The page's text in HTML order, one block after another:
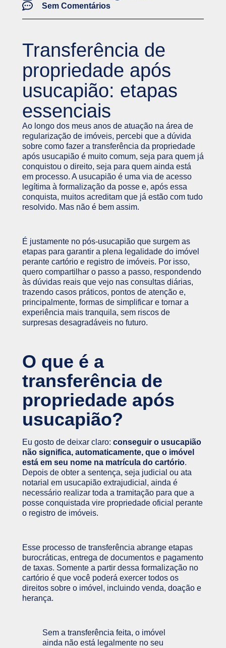
Sem Comentários
Transferência de
propriedade após
usucapião: etapas
essenciais
Ao longo dos meus anos de atuação na área de
regularização de imóveis, percebi que a dúvida
sobre como fazer a transferência da propriedade
após usucapião é muito comum, seja para quem já
conquistou o direito, seja para quem ainda está
em processo. A usucapião é uma via de acesso
legítima à formalização da posse e, após essa
conquista, muitos acreditam que já estão com tudo
resolvido. Mas não é bem assim.
É justamente no pós-usucapião que surgem as
etapas para garantir a plena legalidade do imóvel
perante cartório e registro de imóveis. Por isso,
quero compartilhar o passo a passo, respondendo
às dúvidas reais que vejo nas consultas diárias,
trazendo casos práticos, pontos de atenção e,
principalmente, formas de simplificar e tornar a
experiência mais tranquila, sem riscos de
surpresas desagradáveis no futuro.
O que é a
transferência de
propriedade após
usucapião?
Eu gosto de deixar claro: conseguir o usucapião
não significa, automaticamente, que o imóvel
está em seu nome na matrícula do cartório.
Depois de obter a sentença, seja judicial ou ata
notarial em usucapião extrajudicial, ainda é
necessário realizar toda a tramitação para que a
posse conquistada vire propriedade oficial perante
o registro de imóveis.
Esse processo de transferência abrange etapas
burocráticas, entrega de documentos e pagamento
de taxas. Somente a partir dessa formalização no
cartório é que você poderá exercer todos os
direitos sobre o imóvel, incluindo venda, doação e
herança.
Sem a transferência feita, o imóvel
ainda não está legalmente no seu